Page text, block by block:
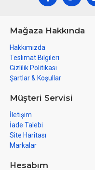
Mağaza Hakkında
Hakkımızda
Teslimat Bilgileri
Gizlilik Politikası
Şartlar & Koşullar
Müşteri Servisi
İletişim
İade Talebi
Site Haritası
Markalar
Hesabım